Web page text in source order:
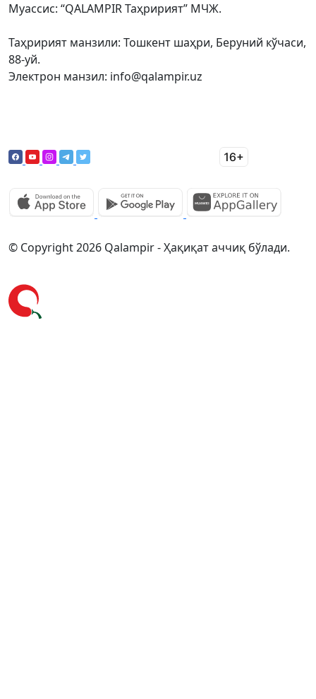
Муассис: “QALAMPIR Таҳририят” МЧЖ.
Таҳририят манзили: Тошкент шаҳри, Беруний кўчаси,
88-уй.
Электрон манзил: info@qalampir.uz
© Copyright 2026 Qalampir - Ҳақиқат аччиқ бўлади.